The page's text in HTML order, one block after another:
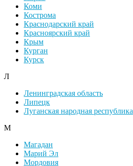
Коми
Кострома
Краснодарский край
Красноярский край
Крым
Курган
Курск
Л
Ленинградская область
Липецк
Луганская народная республика
М
Магадан
Марий Эл
Мордовия